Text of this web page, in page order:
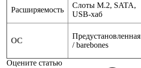
Расширяемость
Слоты M.2, SATA,
USB-хаб
ОС
Предустановленная
/ barebones
Оцените статью